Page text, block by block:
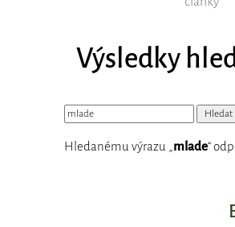
Výsledky
Hledanému výrazu „ mlade“